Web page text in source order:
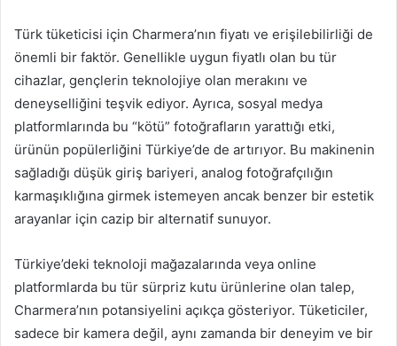
Türk tüketicisi için Charmera’nın fiyatı ve erişilebilirliği de
önemli bir faktör. Genellikle uygun fiyatlı olan bu tür
cihazlar, gençlerin teknolojiye olan merakını ve
deneyselliğini teşvik ediyor. Ayrıca, sosyal medya
platformlarında bu “kötü” fotoğrafların yarattığı etki,
ürünün popülerliğini Türkiye’de de artırıyor. Bu makinenin
sağladığı düşük giriş bariyeri, analog fotoğrafçılığın
karmaşıklığına girmek istemeyen ancak benzer bir estetik
arayanlar için cazip bir alternatif sunuyor.
Türkiye’deki teknoloji mağazalarında veya online
platformlarda bu tür sürpriz kutu ürünlerine olan talep,
Charmera’nın potansiyelini açıkça gösteriyor. Tüketiciler,
sadece bir kamera değil, aynı zamanda bir deneyim ve bir